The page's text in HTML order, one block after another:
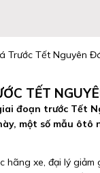
Trước Tết Nguyên
TẾT
đoạn trước Tết
một số mẫu ôtô
xe, đại lý